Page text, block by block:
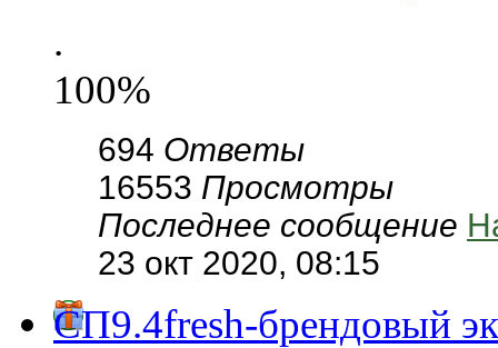
.
100%
694 Ответы
16553 Просмотры
Последнее сообщение
23 окт 2020, 08:15
СП9.4fresh-брендовый